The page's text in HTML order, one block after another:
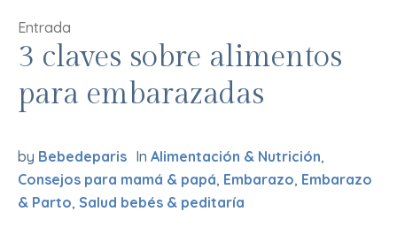
Entrada
3 claves sobre alimentos
para embarazadas
by Bebedeparis In Alimentación & Nutrición,
Consejos para mamá & papá, Embarazo, Embarazo
& Parto, Salud bebés & peditaría